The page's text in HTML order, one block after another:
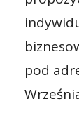
pod